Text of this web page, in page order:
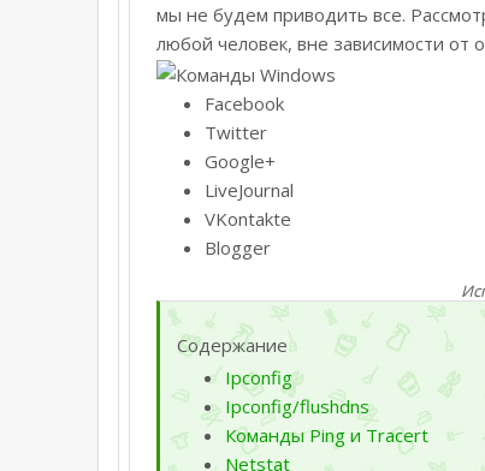
мы не будем приводить все.
любой человек, вне зависимости от
Facebook
Twitter
Google+
LiveJournal
VKontakte
Blogger
Содержание
Ipconfig
Ipconfig/flushdns
Команды Ping и Tracert
Netstat